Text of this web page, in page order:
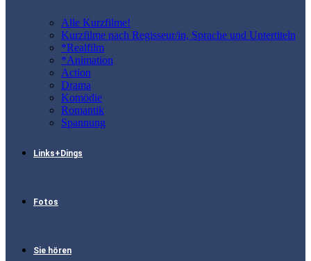
Alle Kurzfilme!
Kurzfilme nach Regisseur/in, Sprache und Untertiteln
*Realfilm
*Animation
Action
Drama
Komödie
Romantik
Spannung
Links+Dings
Fotos
Sie hören